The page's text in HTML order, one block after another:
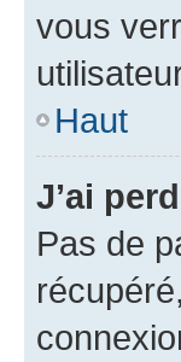
vous
Haut
J’ai
Pas de